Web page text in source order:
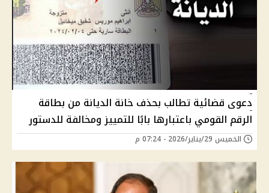
دعوى قضائية تطالب بحذف خانة الديانة من بطاقة
الرقم القومي باعتبارها بابًا للتمييز ومخالفة للدستور
الخميس 29/يناير/2026 - 07:24 م